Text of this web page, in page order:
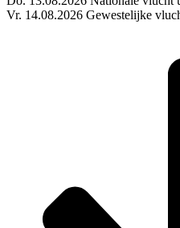
Vr. 14.08.2026 Gewestelijke